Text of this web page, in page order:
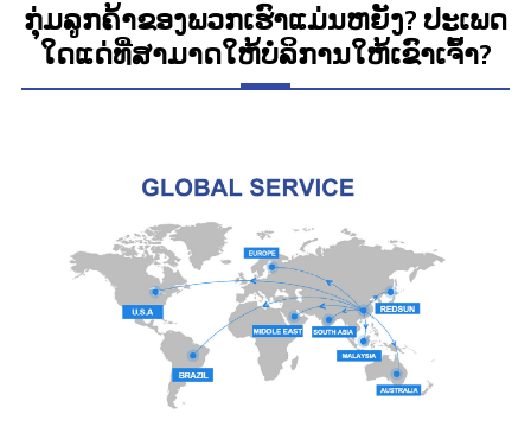
ກຸ່ມລູກຄ້າຂອງພວກເຮົາແມ່ນຫຍັງ? ປະເພດ
ໃດແດ່ທີ່ສາມາດໃຫ້ບໍລິການໃຫ້ເຂົາເຈົ້າ?